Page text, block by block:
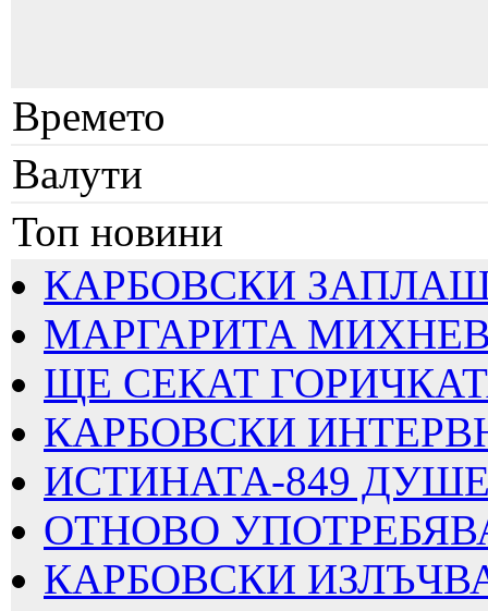
Времето
Валути
Топ новини
КАРБОВСКИ
МАРГАРИТА
ЩЕ СЕКАТ
КАРБОВСКИ
ИСТИНАТА-849
ОТНОВО
КАРБОВСКИ